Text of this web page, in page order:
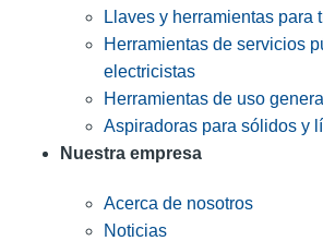
Llaves y herramientas para
Herramientas de servicios
electricistas
Herramientas de uso
Aspiradoras para sólidos y
Nuestra empresa
Acerca de nosotros
Noticias